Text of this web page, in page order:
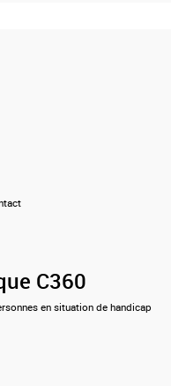
C360
en situation de handicap